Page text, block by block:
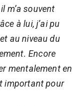
il m’a souvent
à lui, j’ai pu
au niveau du
Encore
mentalement en
important pour